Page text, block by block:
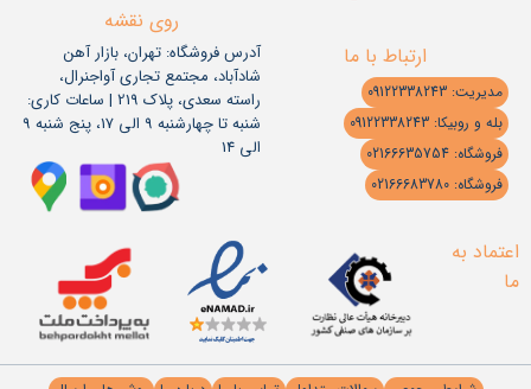
ارتباط با ما
مدیریت: 09122338243
بله و روبیکا: 09122338243
فروشگاه: 02166635754
فروشگاه: 02166683780
روی نقشه
آدرس فروشگاه: تهران، بازار آهن
شادآباد، مجتمع تجاری آواجنرال،
راسته سعدی، پلاک 219 | ساعات کاری:
شنبه تا چهارشنبه 9 الی 17، پنج شنبه 9
الی 14
اعتماد به
ما